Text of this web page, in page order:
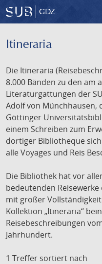
GDZ
Itineraria
Die Itineraria
8.000 Bänden zu den am
Literaturgattungen der
Adolf von Münchhausen,
Göttinger
einem Schreiben zum
dortiger Bibliotheque
alle Voyages und Reis
Die Bibliothek hat vor
bedeutenden
mit großer
Kollektion „Itineraria“
Reisebeschreibungen
Jahrhundert.
1 Treffer sortiert nach